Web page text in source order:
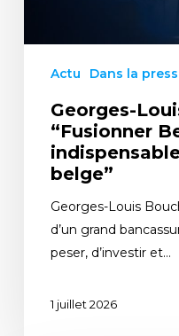
Actu Dans la
Georges-
“Fusionner
belge”
Georges-Louis
d’un grand
peser, d’investir et…
1 juillet 2026